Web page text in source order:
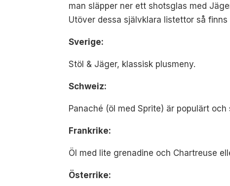
man släpper ner ett shotsglas med
Utöver dessa självklara listettor så
Sverige:
Stöl & Jäger, klassisk plusmeny.
Schweiz:
Panaché (öl med Sprite) är populärt
Frankrike:
Öl med lite grenadine och Chartreuse
Österrike: